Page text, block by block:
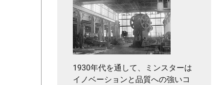
1930年代を通して、ミンスターは
イノベーションと品質への強いコ